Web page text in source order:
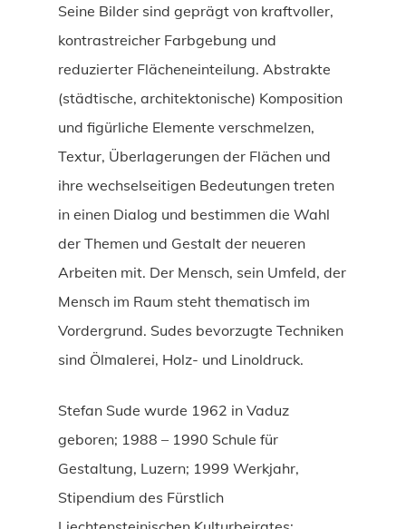
Seine Bilder sind geprägt von kraftvoller,
kontrastreicher Farbgebung und
reduzierter Flächeneinteilung. Abstrakte
(städtische, architektonische) Komposition
und figürliche Elemente verschmelzen,
Textur, Überlagerungen der Flächen und
ihre wechselseitigen Bedeutungen treten
in einen Dialog und bestimmen die Wahl
der Themen und Gestalt der neueren
Arbeiten mit. Der Mensch, sein Umfeld, der
Mensch im Raum steht thematisch im
Vordergrund. Sudes bevorzugte Techniken
sind Ölmalerei, Holz- und Linoldruck.
Stefan Sude wurde 1962 in Vaduz
geboren; 1988 – 1990 Schule für
Gestaltung, Luzern; 1999 Werkjahr,
Stipendium des Fürstlich